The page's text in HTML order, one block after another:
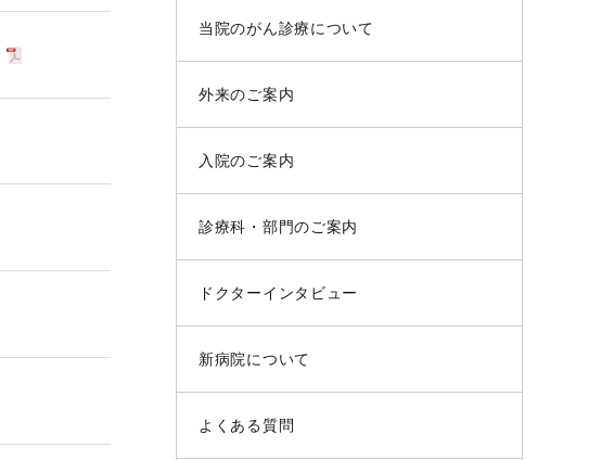
当院のがん診療について
外来のご案内
入院のご案内
診療科・部門のご案内
ドクターインタビュー
新病院について
よくある質問